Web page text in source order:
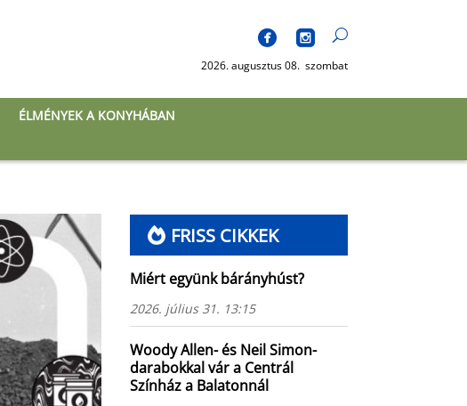
2026. augusztus 08. szombat
ÉLMÉNYEK A KONYHÁBAN
FRISS CIKKEK
Miért együnk bárányhúst?
2026. július 31. 13:15
Woody Allen- és Neil Simon-
darabokkal vár a Centrál
Színház a Balatonnál